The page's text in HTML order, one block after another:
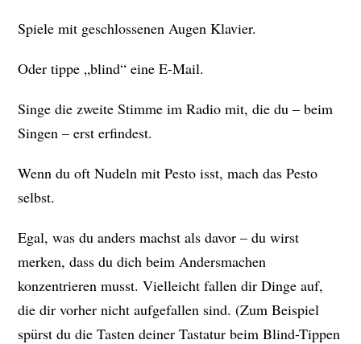
Spiele mit geschlossenen Augen Klavier.
Oder tippe „blind“ eine E-Mail.
Singe die zweite Stimme im Radio mit, die du – beim
Singen – erst erfindest.
Wenn du oft Nudeln mit Pesto isst, mach das Pesto
selbst.
Egal, was du anders machst als davor – du wirst
merken, dass du dich beim Andersmachen
konzentrieren musst. Vielleicht fallen dir Dinge auf,
die dir vorher nicht aufgefallen sind. (Zum Beispiel
spürst du die Tasten deiner Tastatur beim Blind-Tippen